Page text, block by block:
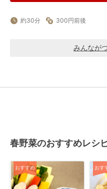
約30分 300円前後
みんなが
春野菜のおすすめレシ
おすすめ おす